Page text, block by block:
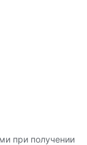
при получении